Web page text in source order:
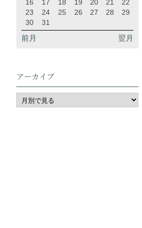
16 17 18 19 20 21
22
23
24 25 26 27 28
29
30
31
前月 翌月
アーカイブ